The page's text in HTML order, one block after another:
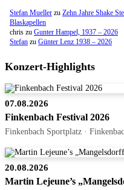
Stefan Mueller zu Zehn Jahre Shake
Blaskapellen
chris zu Gunter Hampel, 1937 – 2026
Stefan zu Günter Lenz 1938 – 2026
Konzert-Highlights
07.08.2026
Finkenbach Festival 2026
Finkenbach Sportplatz ·
20.08.2026
Martin Lejeune’s